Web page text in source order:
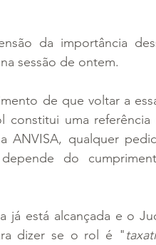
da importância
sessão de ontem.
de que voltar a
uma referência
ANVISA, qualquer
do
já está alcançada e o
dizer se o rol é "